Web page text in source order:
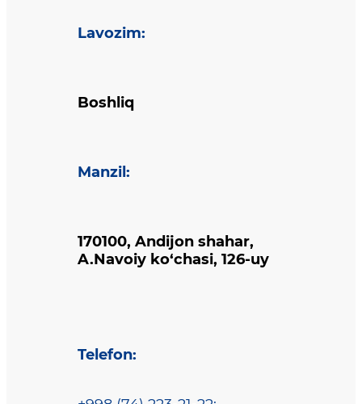
Lavozim:
Boshliq
Manzil :
170100, Andijon shahar,
A.Navoiy ko‘chasi, 126-uy
Telefon: